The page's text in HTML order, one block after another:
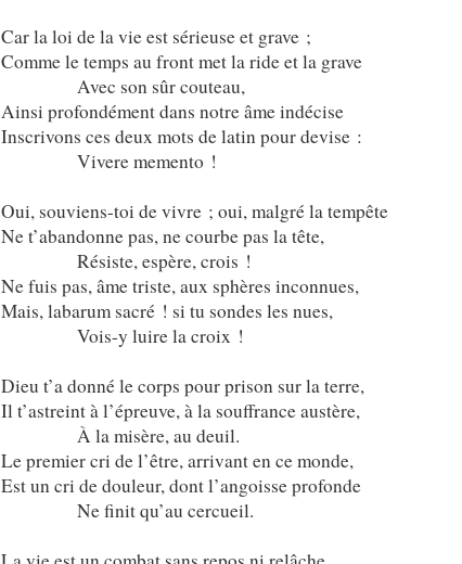
Car la loi de la vie est sérieuse et grave ;
Comme le temps au front met la ride et la grave
Avec son sûr couteau,
Ainsi profondément dans notre âme indécise
Inscrivons ces deux mots de latin pour devise :
Vivere memento !
Oui, souviens-toi de vivre ; oui, malgré la tempête
Ne t’abandonne pas, ne courbe pas la tête,
Résiste, espère, crois !
Ne fuis pas, âme triste, aux sphères inconnues,
Mais, labarum sacré ! si tu sondes les nues,
Vois-y luire la croix !
Dieu t’a donné le corps pour prison sur la terre,
Il t’astreint à l’épreuve, à la souffrance austère,
À la misère, au deuil.
Le premier cri de l’être, arrivant en ce monde,
Est un cri de douleur, dont l’angoisse profonde
Ne finit qu’au cercueil.